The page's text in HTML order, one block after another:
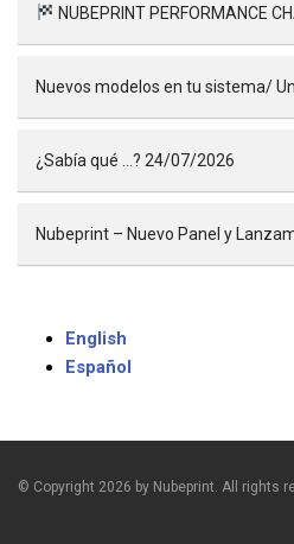
NUBEPRINT PERFORMANCE
Nuevos modelos en tu sistema/
¿Sabía qué …? 24/07/2026
Nubeprint – Nuevo Panel y
English
Español
© Copyright 2026 by Nubeprint. All rights